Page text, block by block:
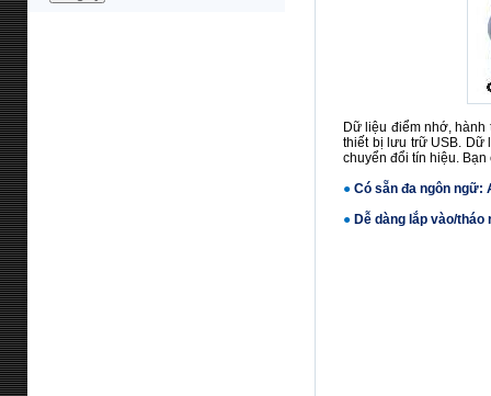
Dữ liệu điểm nhớ, hành
thiết bị lưu trữ USB. Dữ
chuyển đổi tín hiệu.
● Có sẵn đa ngôn ngữ:
● Dễ dàng lắp vào/